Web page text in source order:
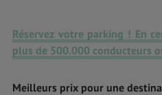
Réservez votre parking ! En
plus de 500.000 conducteurs
Meilleurs prix pour une